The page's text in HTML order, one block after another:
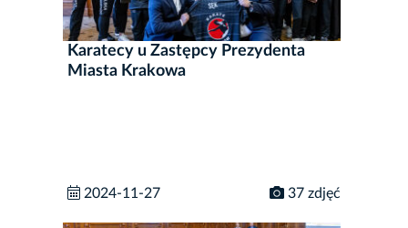
Karatecy u Zastępcy Prezydenta
Miasta Krakowa
2024-11-27 37 zdjęć